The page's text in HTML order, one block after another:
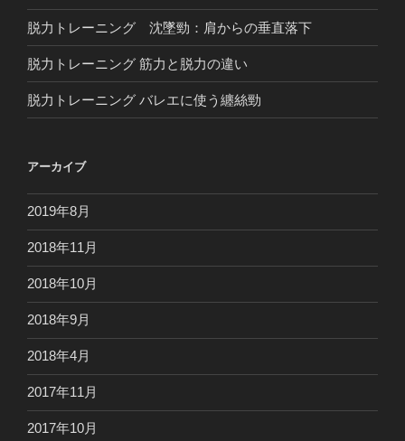
脱力トレーニング 沈墜勁：肩からの垂直落下
脱力トレーニング 筋力と脱力の違い
脱力トレーニング バレエに使う纏絲勁
アーカイブ
2019年8月
2018年11月
2018年10月
2018年9月
2018年4月
2017年11月
2017年10月